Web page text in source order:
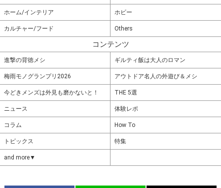
ホーム/インテリア ホビー
カルチャー/フード Others
コンテンツ
進撃の背徳メシ ギルティ飯は大人のロマン
梅雨モノグランプリ2026 アウトドア名人の外遊び＆メシ
今どきメンズは外見も磨かないと！ THE 5選
ニュース 体験レポ
コラム How To
トピックス 特集
and more▼